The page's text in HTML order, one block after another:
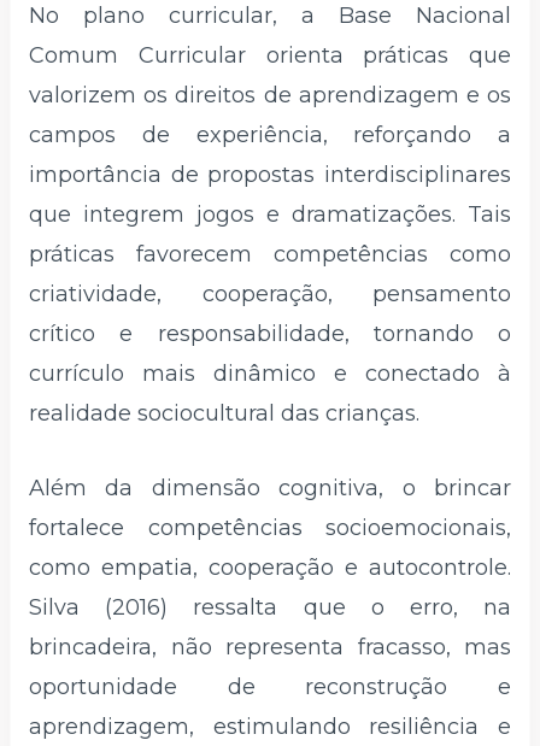
No plano curricular, a Base Nacional
Comum Curricular orienta práticas que
valorizem os direitos de aprendizagem e os
campos de experiência, reforçando a
importância de propostas interdisciplinares
que integrem jogos e dramatizações. Tais
práticas favorecem competências como
criatividade, cooperação, pensamento
crítico e responsabilidade, tornando o
currículo mais dinâmico e conectado à
realidade sociocultural das crianças.
Além da dimensão cognitiva, o brincar
fortalece competências socioemocionais,
como empatia, cooperação e autocontrole.
Silva (2016) ressalta que o erro, na
brincadeira, não representa fracasso, mas
oportunidade de reconstrução e
aprendizagem, estimulando resiliência e